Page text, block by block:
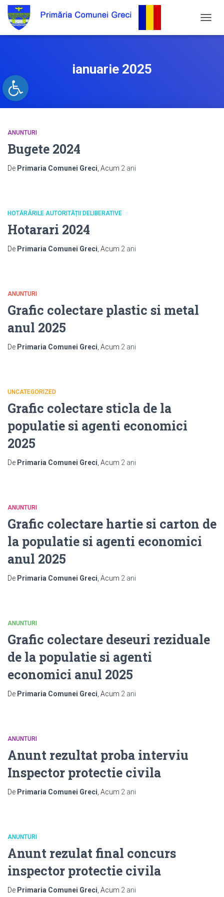
Open toolbar
ianuarie 2025
ANUNTURI
Bugete 2024
De Primaria Comunei Greci , Acum 2 ani
HOTĂRÂRILE AUTORITĂȚII DELIBERATIVE
Hotarari 2024
De Primaria Comunei Greci , Acum 2 ani
ANUNTURI
Grafic colectare plastic si metal
anul 2025
De Primaria Comunei Greci , Acum 2 ani
UNCATEGORIZED
Grafic colectare sticla de la
populatie si agenti economici
2025
De Primaria Comunei Greci , Acum 2 ani
ANUNTURI
Grafic colectare hartie si carton de
la populatie si agenti economici
anul 2025
De Primaria Comunei Greci , Acum 2 ani
ANUNTURI
Grafic colectare deseuri reziduale
de la populatie si agenti
economici anul 2025
De Primaria Comunei Greci , Acum 2 ani
ANUNTURI
Anunt rezultat proba interviu
Inspector protectie civila
De Primaria Comunei Greci , Acum 2 ani
ANUNTURI
Anunt rezulat final concurs
inspector protectie civila
De Primaria Comunei Greci , Acum 2 ani